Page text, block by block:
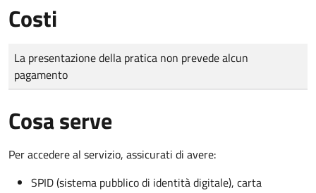
Costi
Tipo di pagamento
Importo
La presentazione della pratica non prevede alcun
pagamento
Cosa serve
Per accedere al servizio, assicurati di avere:
SPID (sistema pubblico di identità digitale), carta